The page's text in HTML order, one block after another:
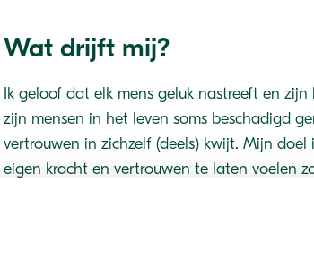
Wat drijft mij?
Ik geloof dat elk mens geluk nastreeft en
zijn mensen in het leven soms beschadigd
vertrouwen in zichzelf (deels) kwijt. Mijn doel
eigen kracht en vertrouwen te laten voelen
ontstaat om de eigen regie weer te op te
vol eigen geluk. Door middel van sport &
leefstijllessen maken mensen verbindingen